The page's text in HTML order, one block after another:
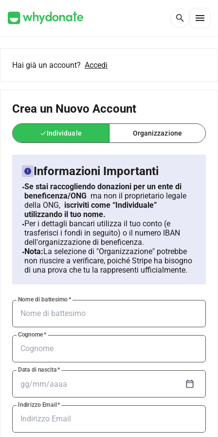
search menu
Hai già un account? Accedi
Crea un Nuovo Account
check Individuale Organizzazione
Informazioni Importanti
•Se stai raccogliendo donazioni per un ente di
beneficenza/ONG ma non il proprietario legale
della ONG, iscriviti come “Individuale”
utilizzando il tuo nome.
•Per i dettagli bancari utilizza il tuo conto (e
trasferisci i fondi in seguito) o il numero IBAN
dell'organizzazione di beneficenza.
•Nota:La selezione di "Organizzazione" potrebbe
non riuscire a verificare, poiché Stripe ha bisogno
di una prova che tu la rappresenti ufficialmente.
Nome di battesimo*
Cognome*
Data di nascita*
Indirizzo Email*